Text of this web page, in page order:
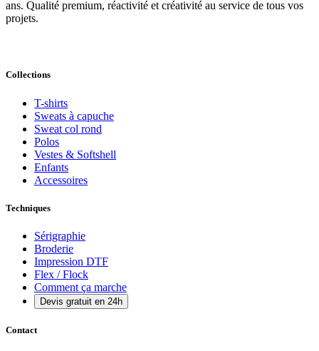
ans. Qualité premium, réactivité et créativité au service de tous vos
projets.
Collections
T-shirts
Sweats à capuche
Sweat col rond
Polos
Vestes & Softshell
Enfants
Accessoires
Techniques
Sérigraphie
Broderie
Impression DTF
Flex / Flock
Comment ça marche
Devis gratuit en 24h
Contact